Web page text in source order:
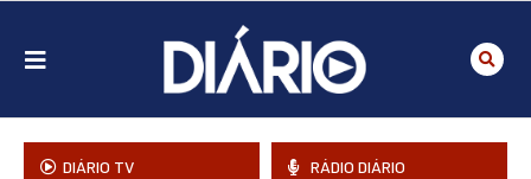
DIÁRIO TV RÁDIO DIÁRIO